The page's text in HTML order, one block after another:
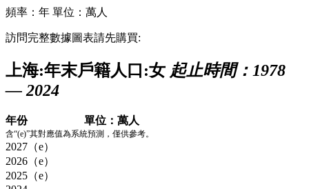
頻率：年 單位：萬人
訪問完整數據圖表請先購買:
上海:年末戶籍人口:女 起止時間：1978
— 2024
年份 單位：萬人
含“(e)”其對應值為系統預測，僅供參考。
2027（e）
2026（e）
2025（e）